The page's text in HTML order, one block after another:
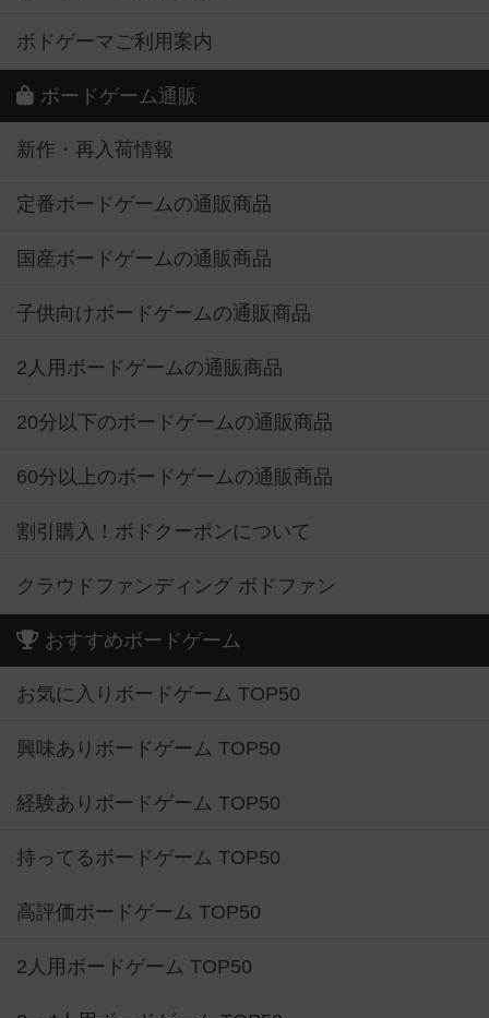
ボドゲーマご利用案内
ボードゲーム通販
新作・再入荷情報
定番ボードゲームの通販商品
国産ボードゲームの通販商品
子供向けボードゲームの通販商品
2人用ボードゲームの通販商品
20分以下のボードゲームの通販商品
60分以上のボードゲームの通販商品
割引購入！ボドクーポンについて
クラウドファンディング ボドファン
おすすめボードゲーム
お気に入りボードゲーム TOP50
興味ありボードゲーム TOP50
経験ありボードゲーム TOP50
持ってるボードゲーム TOP50
高評価ボードゲーム TOP50
2人用ボードゲーム TOP50